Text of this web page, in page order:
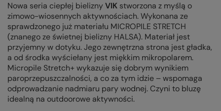
Nowa seria ciepłej bieliznyVIK stworzona z myślą o
zimowo-wiosennych aktywnościach. Wykonana ze
sprawdzonego już materiału MICROPILE STRETCH
(znanego ze świetnej bielizny HALSA). Materiał jest
przyjemny w dotyku. Jego zewnętrzna strona jest gładka,
a od środka wyściełany jest miękkim mikropolarem.
Micropile Stretch+ wykazuje się dobrym wynikiem
paroprzepuszczalności, a co za tym idzie – wspomaga
odprowadzanie nadmiaru pary wodnej. Czyni to bluzę
idealną na outdoorowe aktywności.